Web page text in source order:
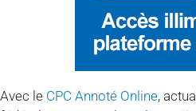
Avec le CPC Annoté Online,